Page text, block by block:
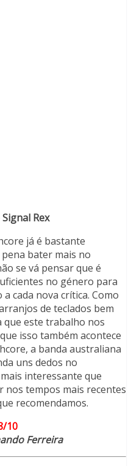
Rex
já é bastante
bater mais no
se vá pensar que é
no género para
cada nova crítica. Como
de teclados bem
este trabalho nos
isso também acontece
a banda australiana
uns dedos no
interessante que
tempos mais recentes
recomendamos.
10
Ferreira